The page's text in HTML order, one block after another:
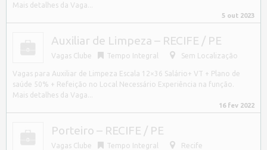
Mais detalhes da Vaga...
5 out 2023
Auxiliar de Limpeza – RECIFE / PE
Vagas Clube Tempo Integral Sem Localização
Vagas para Auxiliar de Limpeza Escala 12×36 Salário+ VT + Plano de
saúde 50% + Refeição no Local Necessário Experiência na função.
Mais detalhes da Vaga...
16 fev 2022
Porteiro – RECIFE / PE
Vagas Clube Tempo Integral Recife